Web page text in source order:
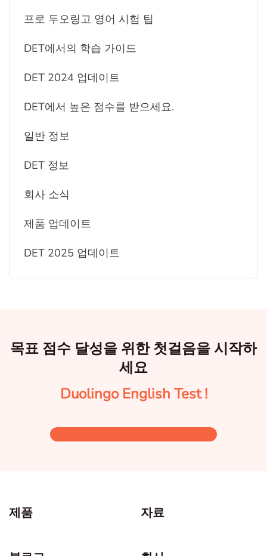
프로 두오링고 영어 시험 팁
DET에서의 학습 가이드
DET 2024 업데이트
DET에서 높은 점수를 받으세요.
일반 정보
DET 정보
회사 소식
제품 업데이트
DET 2025 업데이트
목표 점수 달성을 위한 첫걸음을 시작하
세요
Duolingo English Test !
제품 자료